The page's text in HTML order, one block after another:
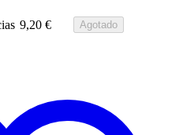
9,20 € Agotado